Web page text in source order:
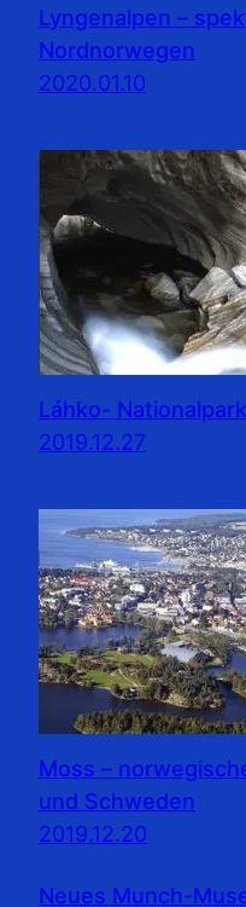
Lyngenalpen –
Nordnorwegen
2020.01.10
Láhko-
2019.12.27
Moss –
und Schweden
2019.12.20
Neues Munch-